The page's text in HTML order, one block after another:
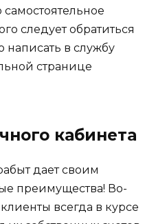
следует обратиться
написать в службу
странице
кабинета
дает своим
преимущества! Во-
всегда в курсе